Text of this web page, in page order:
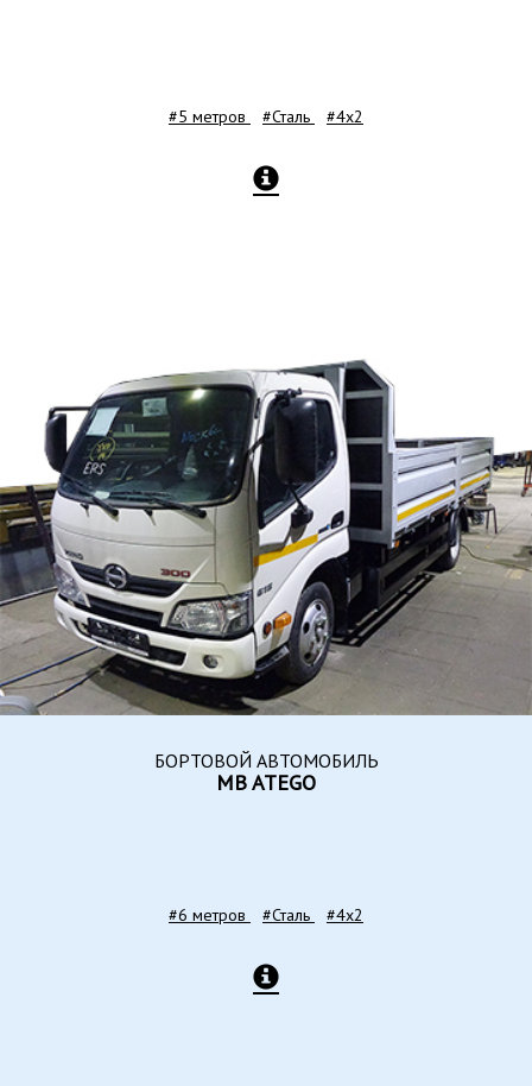
#5 метров #Сталь #4x2
БОРТОВОЙ АВТОМОБИЛЬ
MB ATEGO
#6 метров #Сталь #4x2